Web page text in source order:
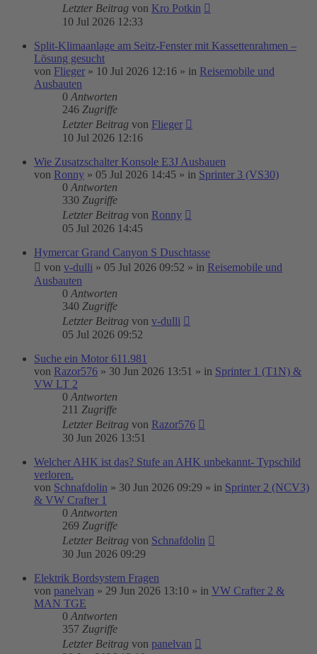
Letzter Beitrag von Kro Potkin
10 Jul 2026 12:33
Split-Klimaanlage am Seitz-Fenster mit Kassettenrahmen –
Lösung gesucht
von Flieger » 10 Jul 2026 12:16 » in Reisemobile und
Ausbauten
0 Antworten
246 Zugriffe
Letzter Beitrag von Flieger
10 Jul 2026 12:16
Wie Zusatzschalter Konsole E3J Ausbauen
von Ronny » 05 Jul 2026 14:45 » in Sprinter 3 (VS30)
0 Antworten
330 Zugriffe
Letzter Beitrag von Ronny
05 Jul 2026 14:45
Hymercar Grand Canyon S Duschtasse
von v-dulli » 05 Jul 2026 09:52 » in Reisemobile und
Ausbauten
0 Antworten
340 Zugriffe
Letzter Beitrag von v-dulli
05 Jul 2026 09:52
Suche ein Motor 611.981
von Razor576 » 30 Jun 2026 13:51 » in Sprinter 1 (T1N) &
VW LT 2
0 Antworten
211 Zugriffe
Letzter Beitrag von Razor576
30 Jun 2026 13:51
Welcher AHK ist das? Stufe an AHK unbekannt- Typschild
verloren.
von Schnafdolin » 30 Jun 2026 09:29 » in Sprinter 2 (NCV3)
& VW Crafter 1
0 Antworten
269 Zugriffe
Letzter Beitrag von Schnafdolin
30 Jun 2026 09:29
Elektrik Bordsystem Fragen
von panelvan » 29 Jun 2026 13:10 » in VW Crafter 2 &
MAN TGE
0 Antworten
357 Zugriffe
Letzter Beitrag von panelvan